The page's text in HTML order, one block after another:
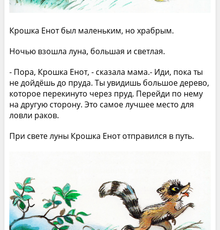
Крошка Енот был маленьким, но храбрым.
Ночью взошла луна, большая и светлая.
- Пора, Крошка Енот, - сказала мама.- Иди, пока ты
не дойдёшь до пруда. Ты увидишь большое дерево,
которое перекинуто через пруд. Перейди по нему
на другую сторону. Это самое лучшее место для
ловли раков.
При свете луны Крошка Енот отправился в путь.